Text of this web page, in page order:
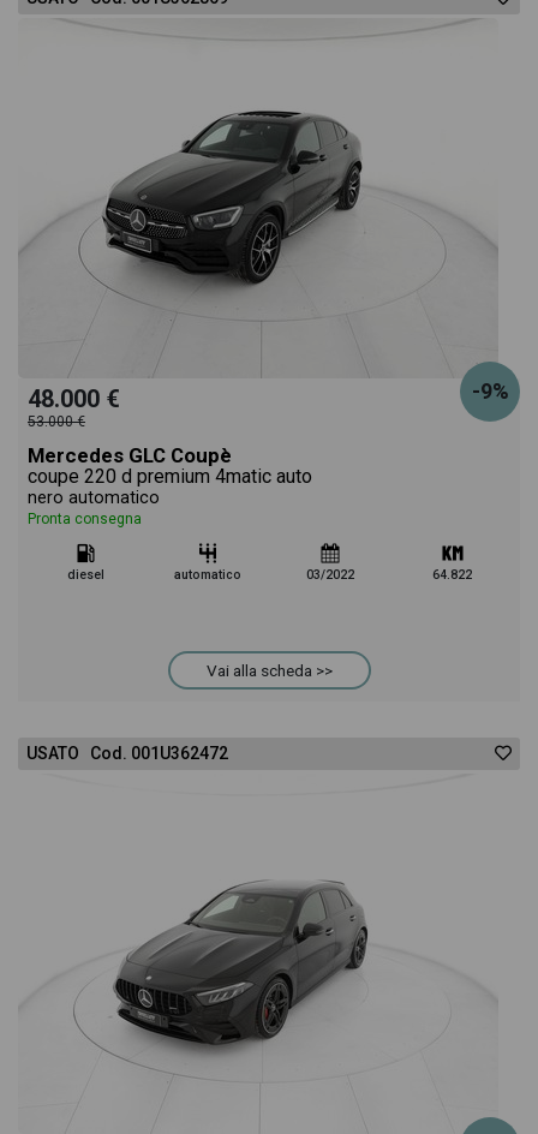
-9%
48.000 €
53.000 €
Mercedes GLC Coupè
coupe 220 d premium 4matic auto
nero automatico
Pronta consegna
diesel automatico 03/2022 64.822
Vai alla scheda >>
USATO Cod. 001U362472